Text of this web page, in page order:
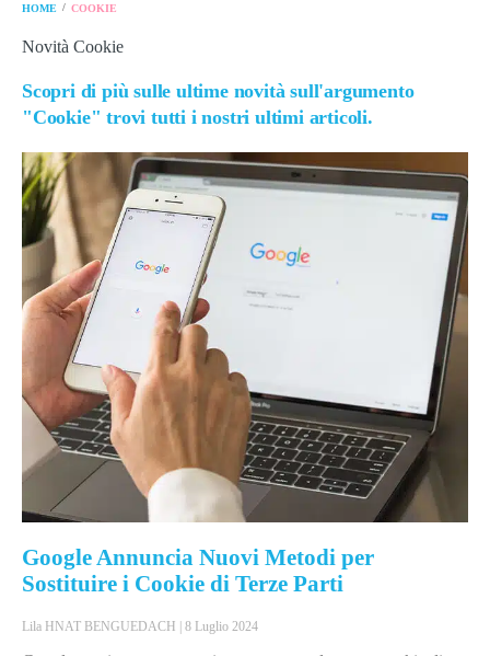
HOME / COOKIE
Novità Cookie
Scopri di più sulle ultime novità sull'argumento
"Cookie" trovi tutti i nostri ultimi articoli.
Google Annuncia Nuovi Metodi per
Sostituire i Cookie di Terze Parti
Lila HNAT BENGUEDACH 8 Luglio 2024